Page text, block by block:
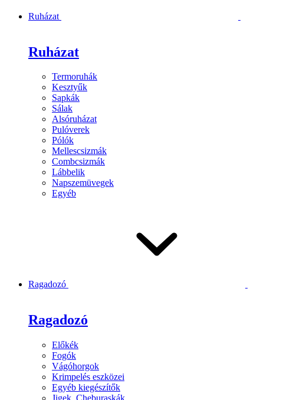
Ruházat
Ruházat
Termoruhák
Kesztyűk
Sapkák
Sálak
Alsóruházat
Pulóverek
Pólók
Mellescsizmák
Combcsizmák
Lábbelik
Napszemüvegek
Egyéb
Ragadozó
Ragadozó
Előkék
Fogók
Vágóhorgok
Krimpelés eszközei
Egyéb kiegészítők